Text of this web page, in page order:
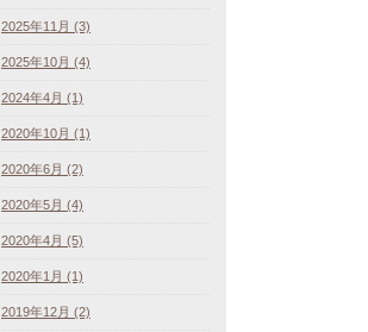
2025年11月 (3)
2025年10月 (4)
2024年4月 (1)
2020年10月 (1)
2020年6月 (2)
2020年5月 (4)
2020年4月 (5)
2020年1月 (1)
2019年12月 (2)